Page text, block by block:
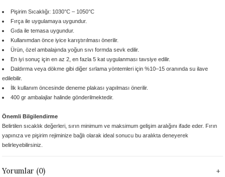
1305 °C
- 1222 °C
- 1046 °C
1046 °C
Pişirim Sıcaklığı: 1030°C – 1050°C
Fırça ile uygulamaya uygundur.
Gıda ile temasa uygundur.
Kullanımdan önce iyice karıştırılması önerilir.
Ürün, özel ambalajında yoğun sıvı formdasevk edilir.
En iyi sonuç için en az 2, en fazla 5 katuygulanması tavsiye edilir.
Daldırma veya dökme gibi diğer sırlama yöntemleri için %10–15 oranında su ilave
edilebilir.
İlk kullanım öncesinde deneme plakası yapılması önerilir.
400 gr ambalajlarhalinde gönderilmektedir.
Önemli Bilgilendirme
Belirtilen sıcaklık değerleri, sırın minimum ve maksimum gelişim aralığını ifade eder. Fırın
yapınıza ve pişirim rejiminize bağlı olarak ideal sonucu bu aralıkta deneyerek
belirleyebilirsiniz.
Yorumlar (0)